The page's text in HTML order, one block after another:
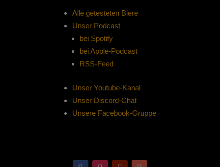
Alle getesteten Biere
Unser Podcast
bei Spotify
bei Apple-Podcast
RSS-Feed
Unser Youtube-Kanal
Unser Discord-Chat
Unsere Facebook-Gruppe